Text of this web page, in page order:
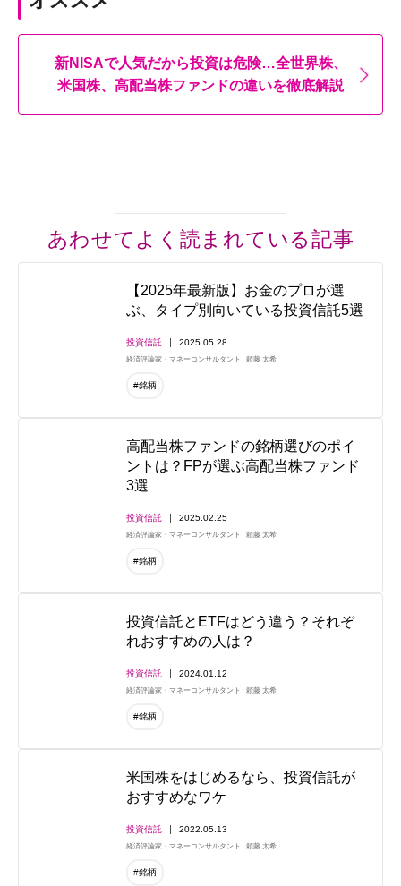
新NISAで人気だから投資は危険…全世界株、
米国株、高配当株ファンドの違いを徹底解説
あわせてよく読まれている記事
【2025年最新版】お金のプロが選
ぶ、タイプ別向いている投資信託5選
投資信託 2025.05.28
経済評論家・マネーコンサルタント 頼藤 太希
#銘柄
高配当株ファンドの銘柄選びのポイ
ントは？FPが選ぶ高配当株ファンド
3選
投資信託 2025.02.25
経済評論家・マネーコンサルタント 頼藤 太希
#銘柄
投資信託とETFはどう違う？それぞ
れおすすめの人は？
投資信託 2024.01.12
経済評論家・マネーコンサルタント 頼藤 太希
#銘柄
米国株をはじめるなら、投資信託が
おすすめなワケ
投資信託 2022.05.13
経済評論家・マネーコンサルタント 頼藤 太希
#銘柄